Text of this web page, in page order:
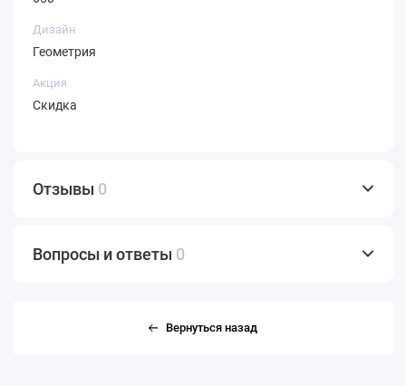
Дизайн
Геометрия
Акция
Скидка
Отзывы 0
Вопросы и ответы 0
Вернуться назад